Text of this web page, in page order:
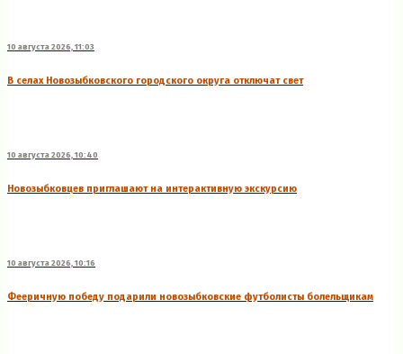
10 августа 2026, 11:03
В селах Новозыбковского городского округа отключат свет
10 августа 2026, 10:40
Новозыбковцев приглашают на интерактивную экскурсию
10 августа 2026, 10:16
Фееричную победу подарили новозыбковские футболисты болельщикам